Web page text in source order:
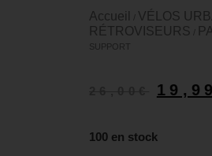
Accueil VÉLOS
RÉTROVISEURS
SUPPORT
19,99
100 en stock